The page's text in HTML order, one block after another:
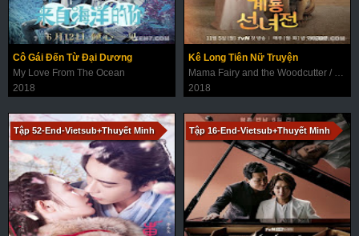
Cô Gái Đến Từ Đại Dương
My Love From The Ocean
2018
Kê Long Tiên Nữ Truyện
Mama Fairy and the Woodcutter / Tale of Gyeryong Fairy
2018
Tập 52-End-Vietsub+Thuyết Minh Tập 16-End-Vietsub+Thuyết Minh